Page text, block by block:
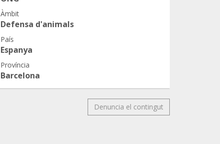
Àmbit
Defensa d'animals
País
Espanya
Província
Barcelona
Denuncia el contingut